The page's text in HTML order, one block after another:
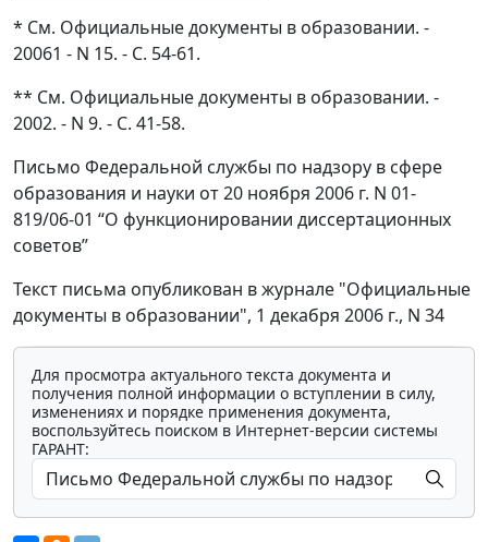
* См. Официальные документы в образовании. -
20061 - N 15. - С. 54-61.
** См. Официальные документы в образовании. -
2002. - N 9. - C. 41-58.
Письмо Федеральной службы по надзору в сфере
образования и науки от 20 ноября 2006 г. N 01-
819/06-01 “О функционировании диссертационных
советов”
Текст письма опубликован в журнале "Официальные
документы в образовании", 1 декабря 2006 г., N 34
Для просмотра актуального текста документа и
получения полной информации о вступлении в силу,
изменениях и порядке применения документа,
воспользуйтесь поиском в Интернет-версии системы
ГАРАНТ: